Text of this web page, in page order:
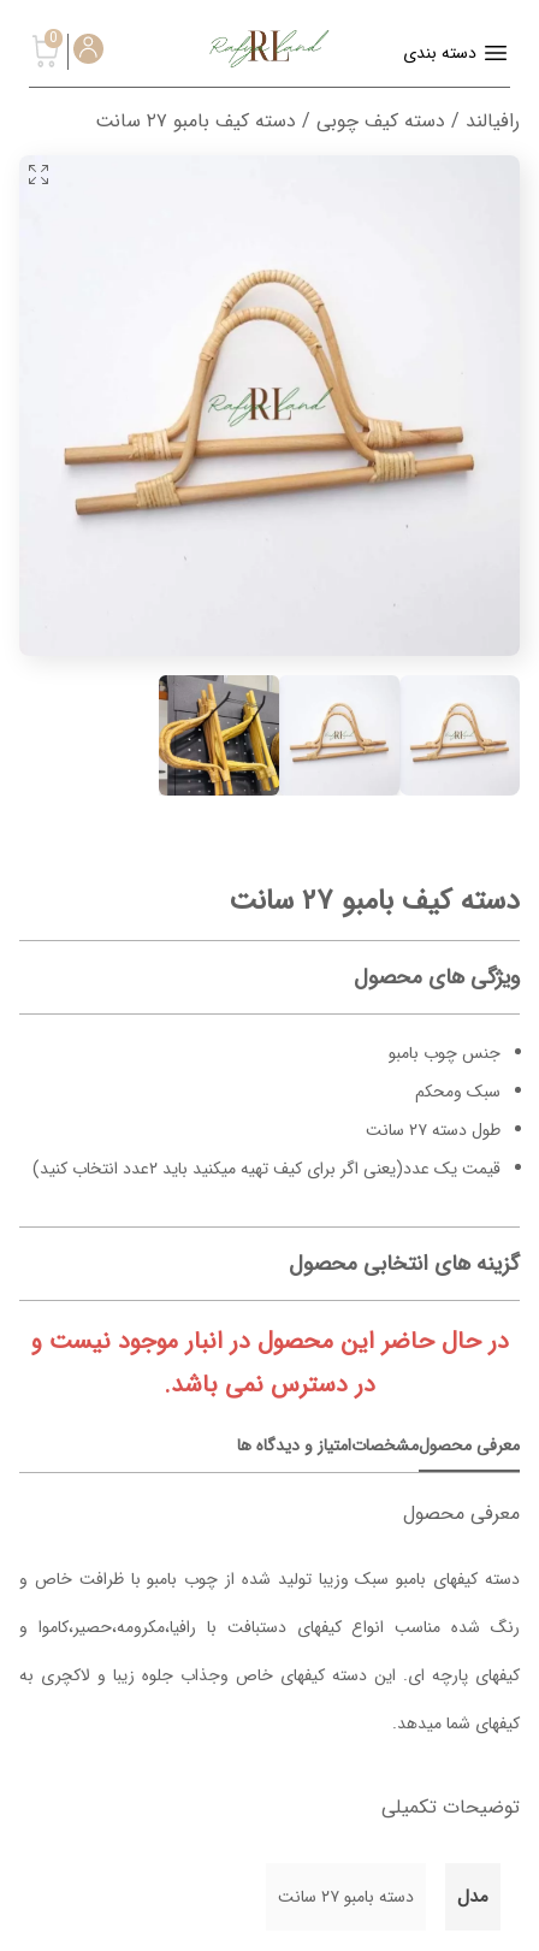
دسته بندی
0
رافیالند / دسته کیف چوبی / دسته کیف بامبو ۲۷ سانت
دسته کیف بامبو ۲۷ سانت
ویژگی های محصول
جنس چوب بامبو
سبک ومحکم
طول دسته ۲۷ سانت
قیمت یک عدد(یعنی اگر برای کیف تهیه میکنید باید ۲عدد انتخاب کنید)
گزینه های انتخابی محصول
در حال حاضر این محصول در انبار موجود نیست و
در دسترس نمی باشد.
معرفی محصولمشخصاتامتیاز و دیدگاه ها
معرفی محصول
دسته کیفهای بامبو سبک وزیبا تولید شده از چوب بامبو با ظرافت خاص و
رنگ شده مناسب انواع کیفهای دستبافت با رافیا،مکرومه،حصیر،کاموا و
کیفهای پارچه ای. این دسته کیفهای خاص و‌جذاب جلوه زیبا و لاکچری به
کیفهای شما میدهد.
توضیحات تکمیلی
مدل دسته بامبو ۲۷ سانت